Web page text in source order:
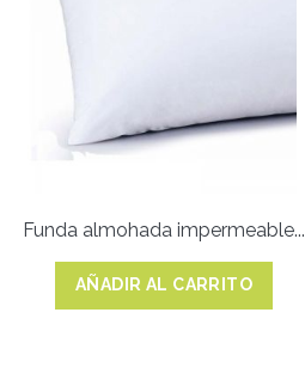
Funda almohada impermeable...
AÑADIR AL CARRITO